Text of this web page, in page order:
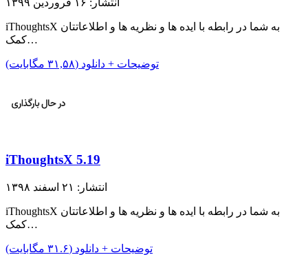
انتشار: ۱۶ فروردین ۱۳۹۹
iThoughtsX به شما در رابطه با ایده ها و نظریه ها و اطلاعاتتان
کمک…
توضیحات + دانلود (۳۱,۵۸ مگابایت)
iThoughtsX 5.19
انتشار: ۲۱ اسفند ۱۳۹۸
iThoughtsX به شما در رابطه با ایده ها و نظریه ها و اطلاعاتتان
کمک…
توضیحات + دانلود (۳۱.۶ مگابایت)